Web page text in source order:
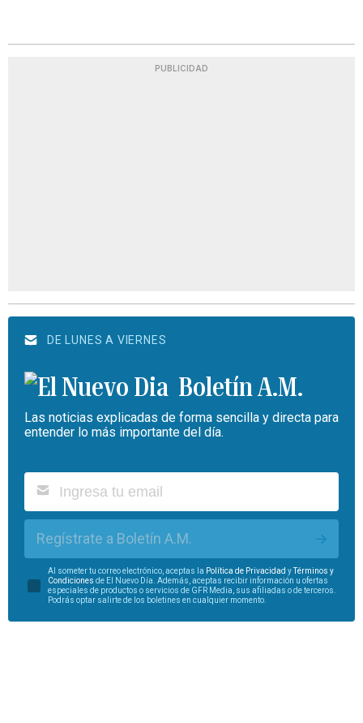
PUBLICIDAD
DE LUNES A VIERNES
Boletín A.M.
Las noticias explicadas de forma sencilla y directa para
entender lo más importante del día.
Regístrate a Boletín A.M.
Al someter tu correo electrónico, aceptas la Política de Privacidad yTérminos y
Condiciones de El Nuevo Día. Además, aceptas recibir información u ofertas
especiales de productos o servicios de GFR Media, sus afiliadas o de terceros.
Podrás optar salirte de los boletines en cualquier momento.